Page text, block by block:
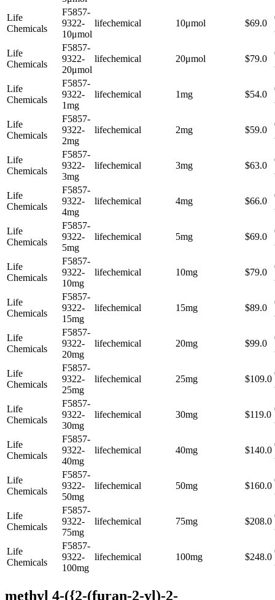
Life
Chemicals
F5857-
9322-
10μmol
lifechemical 10μmol $69.0
Life
Chemicals
F5857-
9322-
20μmol
lifechemical 20μmol $79.0
Life
Chemicals
F5857-
9322-
1mg
lifechemical 1mg $54.0
Life
Chemicals
F5857-
9322-
2mg
lifechemical 2mg $59.0
Life
Chemicals
F5857-
9322-
3mg
lifechemical 3mg $63.0
Life
Chemicals
F5857-
9322-
4mg
lifechemical 4mg $66.0
Life
Chemicals
F5857-
9322-
5mg
lifechemical 5mg $69.0
Life
Chemicals
F5857-
9322-
10mg
lifechemical 10mg $79.0
Life
Chemicals
F5857-
9322-
15mg
lifechemical 15mg $89.0
Life
Chemicals
F5857-
9322-
20mg
lifechemical 20mg $99.0
Life
Chemicals
F5857-
9322-
25mg
lifechemical 25mg $109.0
Life
Chemicals
F5857-
9322-
30mg
lifechemical 30mg $119.0
Life
Chemicals
F5857-
9322-
40mg
lifechemical 40mg $140.0
Life
Chemicals
F5857-
9322-
50mg
lifechemical 50mg $160.0
Life
Chemicals
F5857-
9322-
75mg
lifechemical 75mg $208.0
Life
Chemicals
F5857-
9322-
100mg
lifechemical 100mg $248.0
methyl 4-({2-(furan-2-yl)-2-